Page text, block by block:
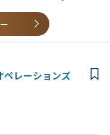
する中核人材として、売
果責任を担っていただくこ
ュニケーション能力
グラフィックに反映し、制
できるスキル
ペレーションズ